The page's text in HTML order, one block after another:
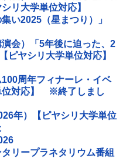
リ大学単位対応】
集い2025（星まつり）」
会）「5年後に迫った、2
ピヤシリ大学単位対応】
周年フィナーレ・イベ
位対応】 ※終了しまし
年）【ピヤシリ大学単位
リープラネタリウム番組